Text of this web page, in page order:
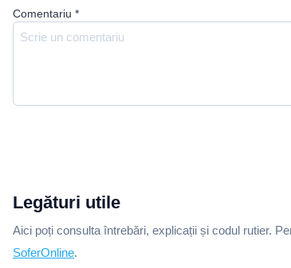
Comentariu *
Legături utile
Aici poți consulta întrebări, explicații și codul rutier.
SoferOnline.